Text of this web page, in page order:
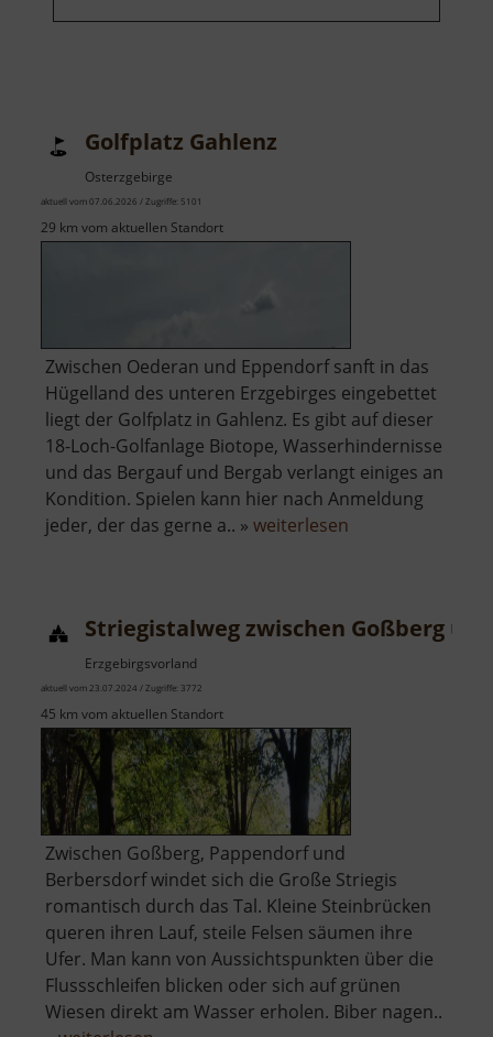
Golfplatz Gahlenz
Osterzgebirge
aktuell vom 07.06.2026 / Zugriffe: 5101
29 km vom aktuellen Standort
Zwischen Oederan und Eppendorf sanft in das
Hügelland des unteren Erzgebirges eingebettet
liegt der Golfplatz in Gahlenz. Es gibt auf dieser
18-Loch-Golfanlage Biotope, Wasserhindernisse
und das Bergauf und Bergab verlangt einiges an
Kondition. Spielen kann hier nach Anmeldung
jeder, der das gerne a.. » weiterlesen
Striegistalweg zwischen Goßberg
Erzgebirgsvorland
aktuell vom 23.07.2024 / Zugriffe: 3772
45 km vom aktuellen Standort
Zwischen Goßberg, Pappendorf und
Berbersdorf windet sich die Große Striegis
romantisch durch das Tal. Kleine Steinbrücken
queren ihren Lauf, steile Felsen säumen ihre
Ufer. Man kann von Aussichtspunkten über die
Flussschleifen blicken oder sich auf grünen
Wiesen direkt am Wasser erholen. Biber nagen..